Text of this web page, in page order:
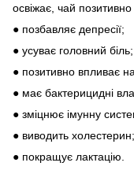
освіжає, чай
● позбавляє депресії;
● усуває головний біль;
● позитивно впливає
● має бактерицидні
● зміцнює імунну
● виводить холестерин;
● покращує лактацію.